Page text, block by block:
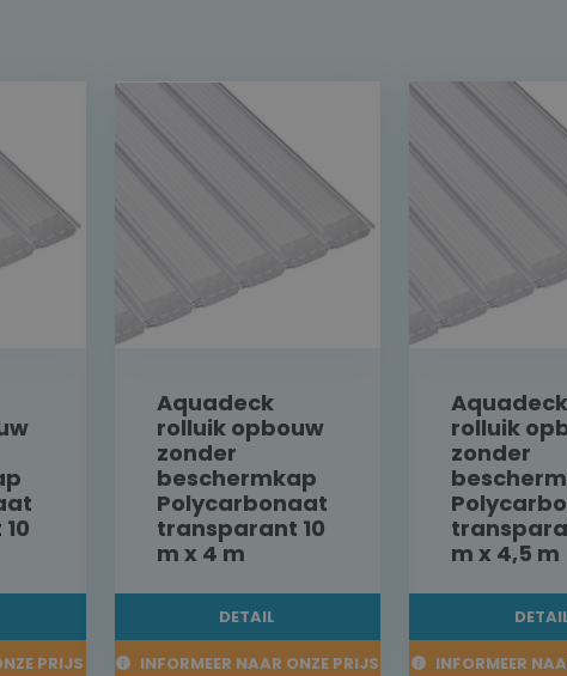
PRIJS
Aquadeck
rolluik opbouw
zonder
beschermkap
Polycarbonaat
transparant 10
m x 4 m
DETAIL
INFORMEER NAAR ONZE PRIJS
Aquadeck
rolluik
zonder
m x 4,5 m
INFORMEER